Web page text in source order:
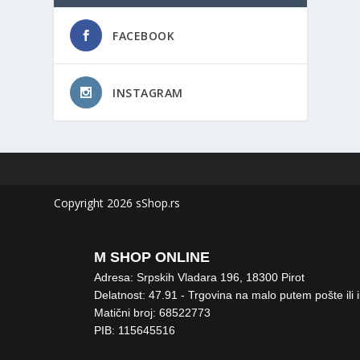
FACEBOOK
INSTAGRAM
Copyright 2026 sShop.rs
M SHOP ONLINE
Adresa: Srpskih Vladara 196, 18300 Pirot
Delatnost: 47.91 - Trgovina na malo putem pošte ili
Matični broj: 68522773
PIB: 115645516